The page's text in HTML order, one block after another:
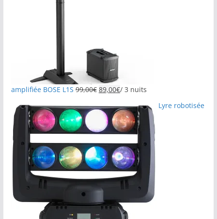
amplifiée BOSE L1S 99,00€ 89,00€/ 3 nuits
Lyre robotisée